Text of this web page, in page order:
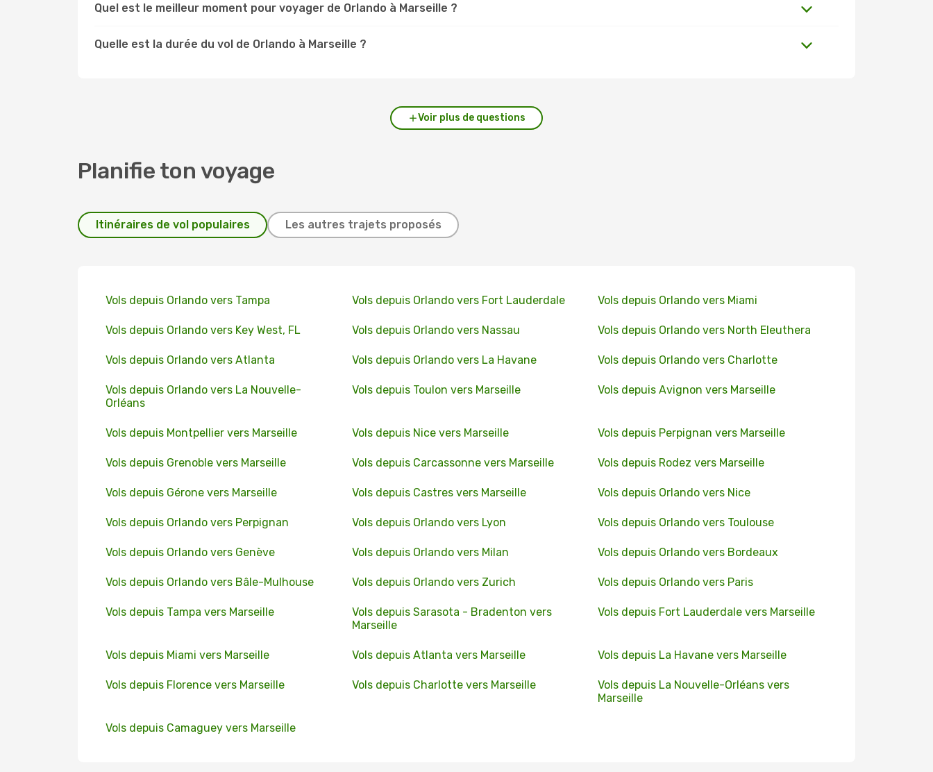
Quel est le meilleur moment pour voyager de Orlando à Marseille ?
Quelle est la durée du vol de Orlando à Marseille ?
Voir plus de questions
Planifie ton voyage
Itinéraires de vol populaires Les autres trajets proposés
Vols depuis Orlando vers Tampa Vols depuis Orlando vers Fort Lauderdale Vols depuis Orlando vers Miami
Vols depuis Orlando vers Key West, FL Vols depuis Orlando vers Nassau Vols depuis Orlando vers North Eleuthera
Vols depuis Orlando vers Atlanta Vols depuis Orlando vers La Havane Vols depuis Orlando vers Charlotte
Vols depuis Orlando vers La Nouvelle-
Orléans
Vols depuis Toulon vers Marseille Vols depuis Avignon vers Marseille
Vols depuis Montpellier vers Marseille Vols depuis Nice vers Marseille Vols depuis Perpignan vers Marseille
Vols depuis Grenoble vers Marseille Vols depuis Carcassonne vers Marseille Vols depuis Rodez vers Marseille
Vols depuis Gérone vers Marseille Vols depuis Castres vers Marseille Vols depuis Orlando vers Nice
Vols depuis Orlando vers Perpignan Vols depuis Orlando vers Lyon Vols depuis Orlando vers Toulouse
Vols depuis Orlando vers Genève Vols depuis Orlando vers Milan Vols depuis Orlando vers Bordeaux
Vols depuis Orlando vers Bâle-Mulhouse Vols depuis Orlando vers Zurich Vols depuis Orlando vers Paris
Vols depuis Tampa vers Marseille
Vols depuis Sarasota - Bradenton vers
Marseille
Vols depuis Fort Lauderdale vers Marseille
Vols depuis Miami vers Marseille Vols depuis Atlanta vers Marseille Vols depuis La Havane vers Marseille
Vols depuis Florence vers Marseille Vols depuis Charlotte vers Marseille
Vols depuis La Nouvelle-Orléans vers
Marseille
Vols depuis Camaguey vers Marseille